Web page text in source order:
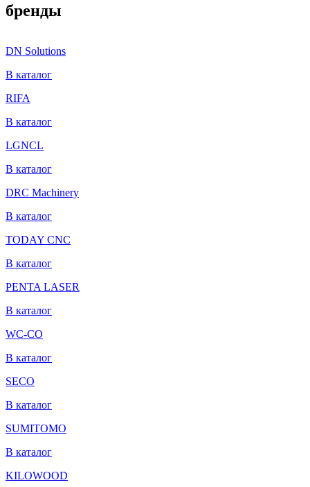
бренды
DN Solutions
В каталог
RIFA
В каталог
LGNCL
В каталог
DRC Machinery
В каталог
TODAY CNC
В каталог
PENTA LASER
В каталог
WC-CO
В каталог
SECO
В каталог
SUMITOMO
В каталог
KILOWOOD